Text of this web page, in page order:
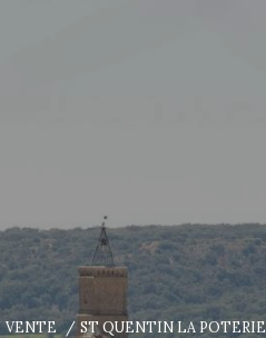
VENTE ST QUENTIN LA POTERIE